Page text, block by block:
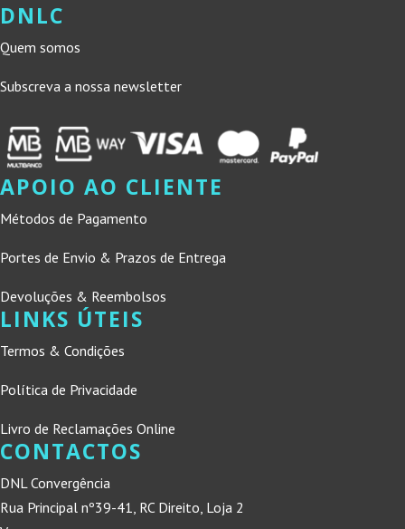
DNLC
Quem somos
Subscreva a nossa newsletter
APOIO AO CLIENTE
Métodos de Pagamento
Portes de Envio & Prazos de Entrega
Devoluções & Reembolsos
LINKS ÚTEIS
Termos & Condições
Política de Privacidade
Livro de Reclamações Online
CONTACTOS
DNL Convergência
Rua Principal nº39-41, RC Direito, Loja 2